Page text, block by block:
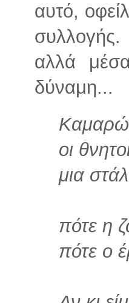
αυτό,
συλλογής.
αλλά
δύναμη...
οι
μια
πότε η
πότε ο